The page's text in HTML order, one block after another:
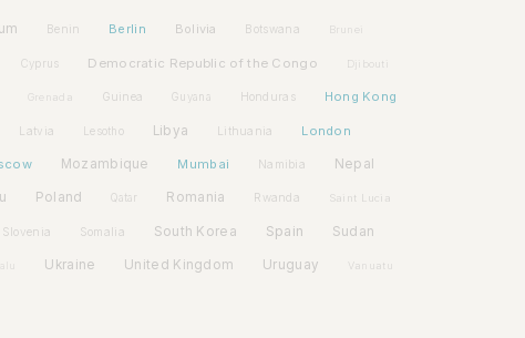
Benin Berlin Bolivia Botswana Brunei
Cyprus Democratic Republic of the Congo Djibouti
Grenada Guinea Guyana Honduras Hong Kong
Latvia Lesotho Libya Lithuania London
Mozambique Mumbai Namibia Nepal
Poland Qatar Romania Rwanda Saint Lucia
Slovenia Somalia South Korea Spain Sudan
Ukraine United Kingdom Uruguay Vanuatu